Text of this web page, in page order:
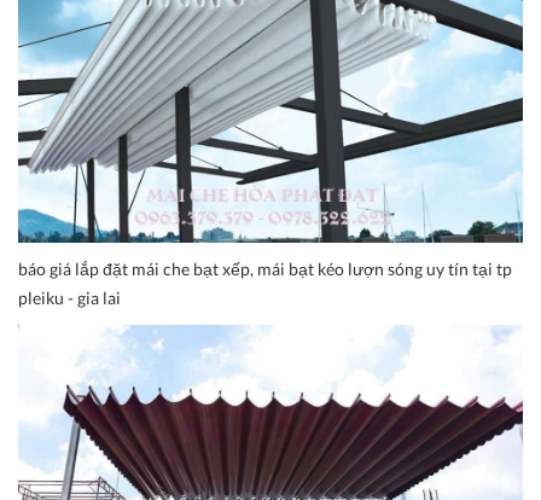
báo giá lắp đặt mái che bạt xếp, mái bạt kéo lượn sóng uy tín tại tp
pleiku - gia lai